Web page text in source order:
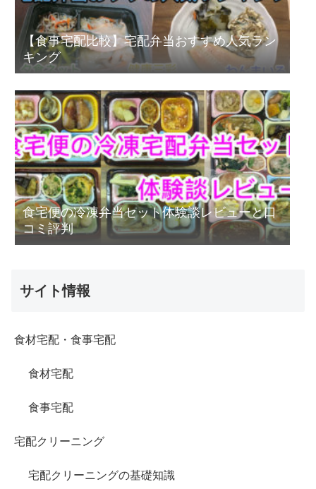
【食事宅配比較】宅配弁当おすすめ人気ラン
キング
食宅便の冷凍弁当セット体験談レビューと口
コミ評判
サイト情報
食材宅配・食事宅配
食材宅配
食事宅配
宅配クリーニング
宅配クリーニングの基礎知識